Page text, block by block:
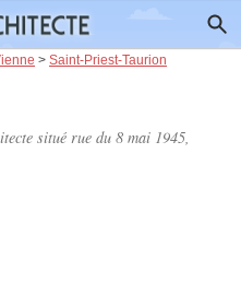
> Saint-Priest-Taurion
situé rue du 8 mai 1945,